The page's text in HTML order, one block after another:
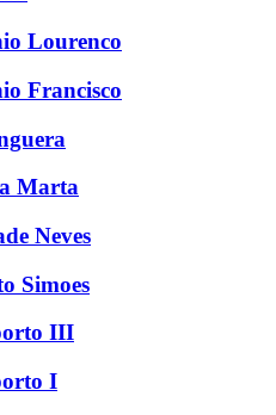
Lourenco
Francisco
Marta
Neves
Simoes
III
I